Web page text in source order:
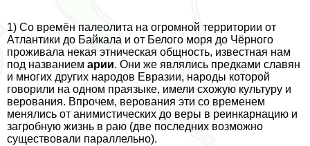
1) Со времён палеолита на огромной территории от
Атлантики до Байкала и от Белого моря до Чёрного
проживала некая этническая общность, известная нам
под названием арии. Они же являлись предками славян
и многих других народов Евразии, народы которой
говорили на одном праязыке, имели схожую культуру и
верования. Впрочем, верования эти со временем
менялись от анимистических до веры в реинкарнацию и
загробную жизнь в раю (две последних возможно
существовали параллельно).